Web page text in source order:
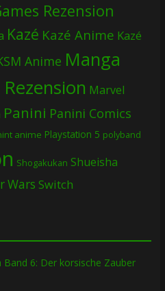
Rezension
Kazé Kazé Anime Kazé
Anime Manga
Marvel
Panini Panini Comics
anime Playstation 5 polyband
Shogakukan Shueisha
Wars Switch
Band 6: Der korsische Zauber